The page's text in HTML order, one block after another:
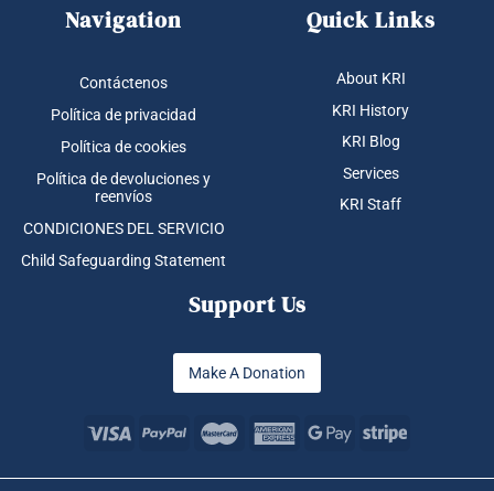
Navigation
Contáctenos
Política de privacidad
Política de cookies
Política de devoluciones y
reenvíos
CONDICIONES DEL SERVICIO
Child Safeguarding Statement
Quick Links
About KRI
KRI History
KRI Blog
Services
KRI Staff
Support Us
Make A Donation